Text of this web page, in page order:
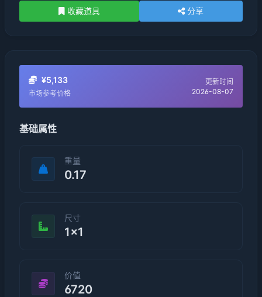
收藏道具 分享
¥5,133
市场参考价格
更新时间
2026-08-07
基础属性
重量
0.17
尺寸
1×1
价值
6720